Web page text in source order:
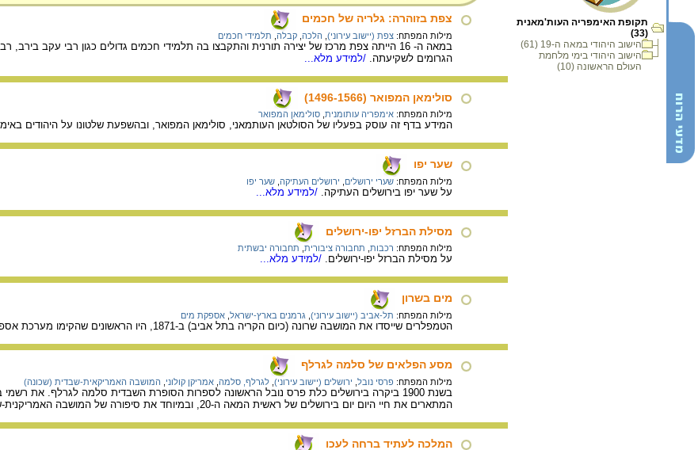
תקופת האימפריה העות'מאנית
(33)
הישוב היהודי במאה ה-19 (61)
הישוב היהודי בימי מלחמת
העולם הראשונה (10)
צפת בזוהרה: גלריה של חכמים
מילות המפתח: צפת (יישוב עירוני) הלכה קבלה תלמידי חכמים
במאה ה- 16 הייתה צפת מרכז של יצירה תורנית והתקבצו בה תלמידי חכמים גדולים כגון רבי עקב
הגרומים לשקיעתה. /למידע מלא...
סולימאן המפואר (1496-1566)
מילות המפתח: אימפריה עותומנית סולימאן המפואר
המידע בדף זה עוסק בפעליו של הסולטאן העותמאני, סולימאן המפואר, ובהשפעת שלטונו על היהודים
שער יפו
מילות המפתח: שערי ירושלים ירושלים העתיקה שער יפו
על שער יפו בירושלים העתיקה. /למידע מלא...
מסילת הברזל יפו-ירושלים
מילות המפתח: רכבות תחבורה ציבורית תחבורה יבשתית
על מסילת הברזל יפו-ירושלים. /למידע מלא...
מים בשרון
מילות המפתח: תל-אביב (יישוב עירוני) גרמנים בארץ-ישראל אספקת מים
הטמפלרים שייסדו את המושבה שרונה (כיום הקריה בתל אביב) ב-1871, היו הראשונים שהקימו מערכת אספקת מים מרכזית.
מסע הפלאים של סלמה לגרלף
מילות המפתח: פרסי נובל ירושלים (יישוב עירוני) לגרלף, סלמה אמריקן קולוני המושבה האמריקאית-שבדית (שכונה)
בשנת 1900 ביקרה בירושלים כלת פרס נובל הראשונה לספרות הסופרת השבדית סלמה לגרלף. את
המתארים את חיי היום יום בירושלים של ראשית המאה ה-20, ובמיוחד את סיפורה של המושבה האמריקנית-שבדית בירושלים – אמריקן קולוני.
המלכה לעתיד ברחה לעכו